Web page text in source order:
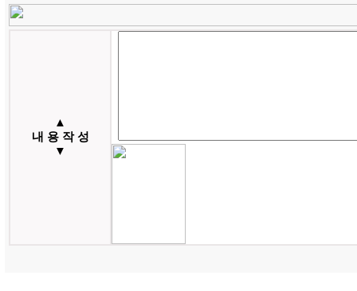
▲
내 용 작 성
▼